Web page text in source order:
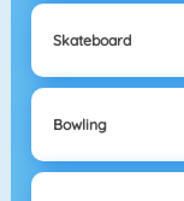
Skateboard
Bowling